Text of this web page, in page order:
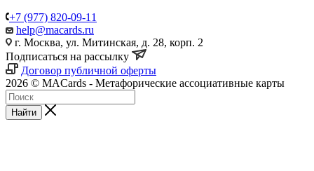
+7 (977) 820-09-11
help@macards.ru
г. Москва, ул. Митинская, д. 28, корп. 2
Подписаться на рассылку
Договор публичной оферты
2026 © MACards - Метафорические ассоциативные карты
Найти